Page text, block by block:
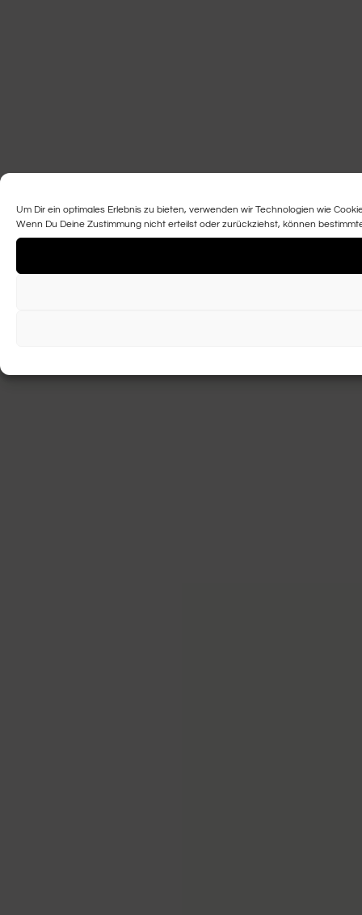
Um Dir ein optimales Erlebnis zu bieten, verwenden wir Technologien wie
Wenn Du Deine Zustimmung nicht erteilst oder zurückziehst, können